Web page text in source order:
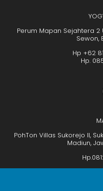
Perum Mapan Sejahtera 2
Sewon,
Hp +62
Hp.
PohTon Villas Sukorejo II,
Madiun,